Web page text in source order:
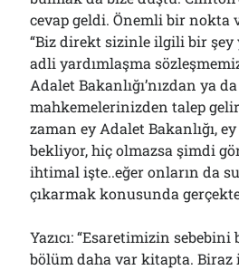
cevap geldi. Önemli bir nokta
“Biz direkt sizinle ilgili bir şey
adli yardımlaşma
Adalet Bakanlığı’nızdan ya da
mahkemelerinizden talep
zaman ey Adalet Bakanlığı,
bekliyor, hiç olmazsa şimdi
ihtimal işte..eğer onların da
çıkarmak konusunda
Yazıcı: “Esaretimizin
bölüm daha var kitapta.